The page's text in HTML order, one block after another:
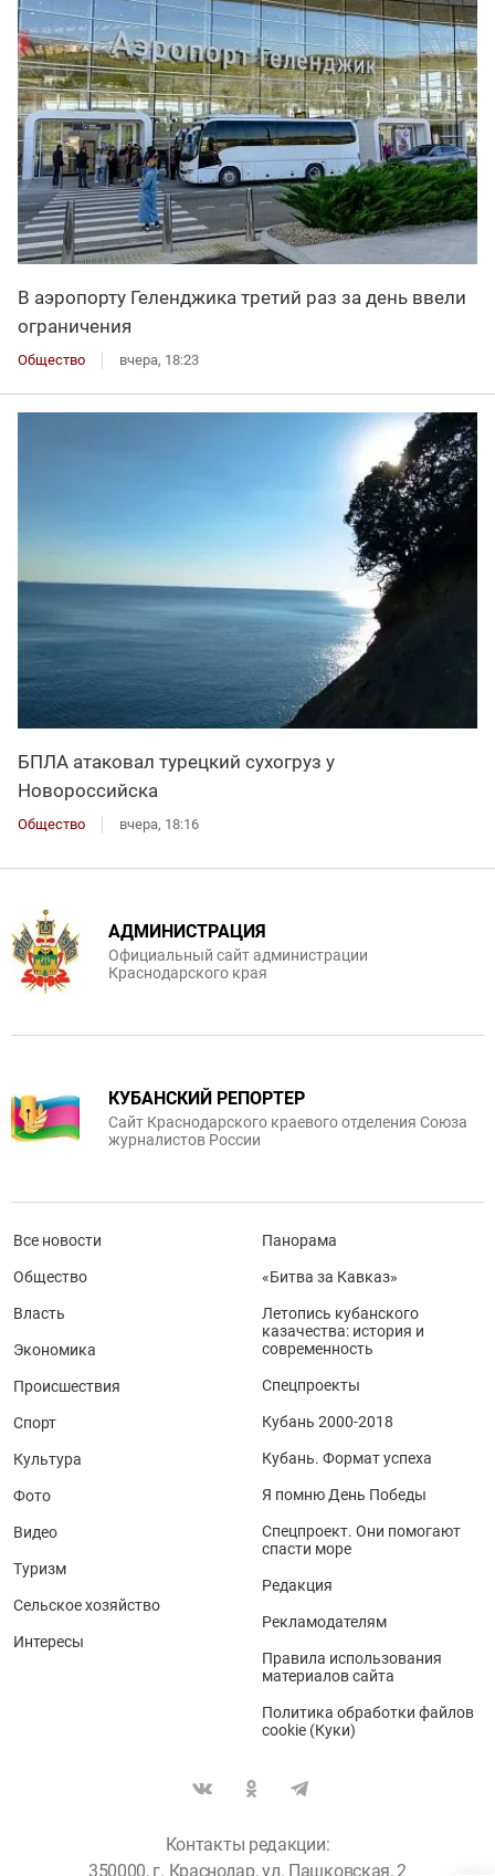
В аэропорту Геленджика третий раз за день ввели
ограничения
Общество вчера, 18:23
БПЛА атаковал турецкий сухогруз у
Новороссийска
Общество вчера, 18:16
АДМИНИСТРАЦИЯ
Официальный сайт администрации
Краснодарского края
КУБАНСКИЙ РЕПОРТЕР
Сайт Краснодарского краевого отделения Союза
журналистов России
Все новости
Общество
Власть
Экономика
Происшествия
Спорт
Культура
Фото
Видео
Туризм
Сельское хозяйство
Интересы
Панорама
«Битва за Кавказ»
Летопись кубанского
казачества: история и
современность
Спецпроекты
Кубань 2000-2018
Кубань. Формат успеха
Я помню День Победы
Спецпроект. Они помогают
спасти море
Редакция
Рекламодателям
Правила использования
материалов сайта
Политика обработки файлов
cookie (Куки)
Контакты редакции:
350000, г. Краснодар, ул. Пашковская, 2